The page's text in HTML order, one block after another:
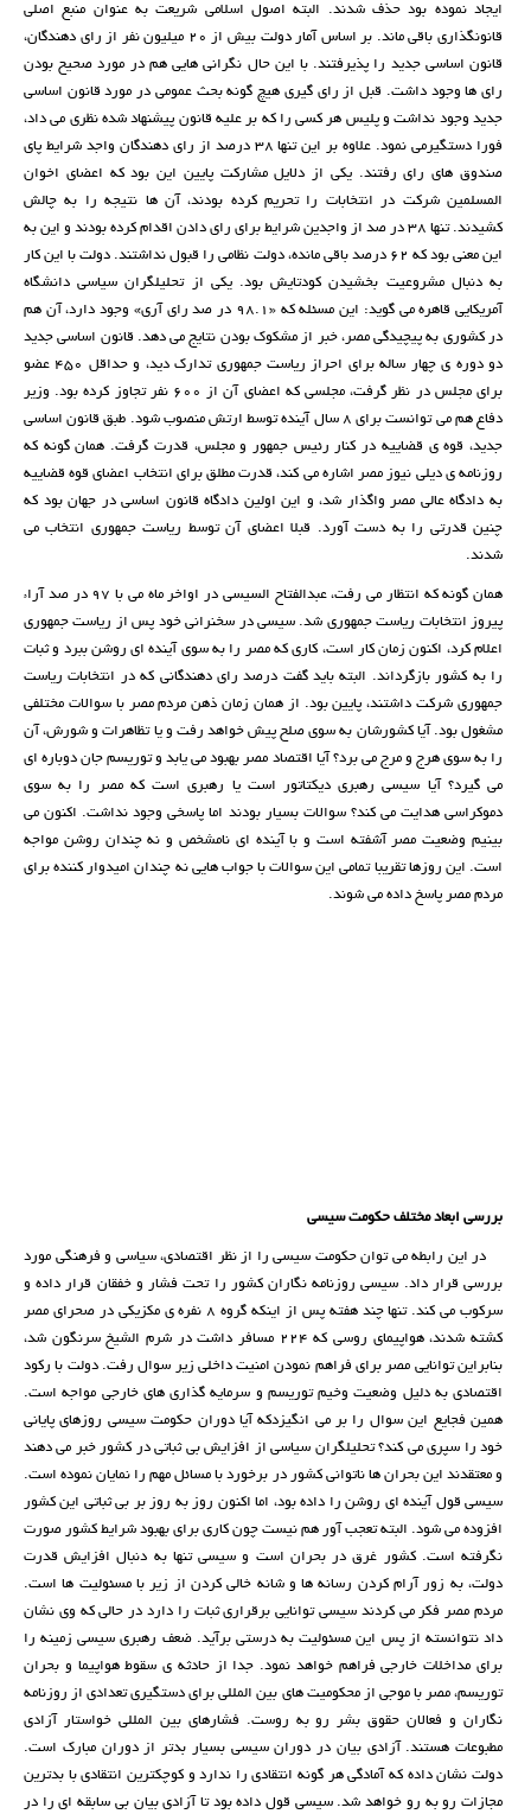
ایجاد نموده بود حذف شدند. البته اصول اسلامی شریعت به عنوان منبع اصلی
قانونگذاری باقی ماند. بر اساس آمار دولت بیش از 20 میلیون نفر از رای دهندگان،
قانون اساسی جدید را پذیرفتند. با این حال نگرانی هایی هم در مورد صحیح بودن
رای ها وجود داشت. قبل از رای گیری هیچ گونه بحث عمومی در مورد قانون اساسی
جدید وجود نداشت و پلیس هر کسی را که بر علیه قانون پیشنهاد شده نظری می داد،
فورا دستگیرمی نمود. علاوه بر این تنها 38 درصد از رای دهندگان واجد شرایط پای
صندوق های رای رفتند. یکی از دلایل مشارکت پایین این بود که اعضای اخوان
المسلمین شرکت در انتخابات را تحریم کرده بودند، آن ها نتیجه را به چالش
کشیدند. تنها 38 در صد از واجدین شرایط برای رای دادن اقدام کرده بودند و این به
این معنی بود که 62 درصد باقی مانده، دولت نظامی را قبول نداشتند. دولت با این کار
به دنبال مشروعیت بخشیدن کودتایش بود. یکی از تحلیلگران سیاسی دانشگاه
آمریکایی قاهره می گوید: این مسئله که «98.1 در صد رای آری» وجود دارد، آن هم
در کشوری به پیچیدگی مصر، خبر از مشکوک بودن نتایج می دهد. قانون اساسی جدید
دو دوره ی چهار ساله برای احراز ریاست جمهوری تدارک دید، و حداقل 450 عضو
برای مجلس در نظر گرفت، مجلسی که اعضای آن از 600 نفر تجاوز کرده بود. وزیر
دفاع هم می توانست برای 8 سال آینده توسط ارتش منصوب شود. طبق قانون اساسی
جدید، قوه ی قضاییه در کنار رئیس جمهور و مجلس، قدرت گرفت. همان گونه که
روزنامه ی دیلی نیوز مصر اشاره می کند، قدرت مطلق برای انتخاب اعضای قوه قضاییه
به دادگاه عالی مصر واگذار شد، و این اولین دادگاه قانون اساسی در جهان بود که
چنین قدرتی را به دست آورد. قبلا اعضای آن توسط ریاست جمهوری انتخاب می
شدند.
همان گونه که انتظار می رفت، عبدالفتاح السیسی در اواخر ماه می با 97 در صد آراء
پیروز انتخابات ریاست جمهوری شد. سیسی در سخنرانی خود پس از ریاست جمهوری
اعلام کرد، اکنون زمان کار است، کاری که مصر را به سوی آینده ای روشن ببرد و ثبات
را به کشور بازگرداند. البته باید گفت درصد رای دهندگانی که در انتخابات ریاست
جمهوری شرکت داشتند، پایین بود. از همان زمان ذهن مردم مصر با سوالات مختلفی
مشغول بود. آیا کشورشان به سوی صلح پیش خواهد رفت و یا تظاهرات و شورش، آن
را به سوی هرج و مرج می برد؟ آیا اقتصاد مصر بهبود می یابد و توریسم جان دوباره ای
می گیرد؟ آیا سیسی رهبری دیکتاتور است یا رهبری است که مصر را به سوی
دموکراسی هدایت می کند؟ سوالات بسیار بودند اما پاسخی وجود نداشت. اکنون می
بینیم وضعیت مصر آشفته است و با آینده ای نامشخص و نه چندان روشن مواجه
است. این روزها تقریبا تمامی این سوالات با جواب هایی نه چندان امیدوار کننده برای
مردم مصر پاسخ داده می شوند.
بررسی ابعاد مختلف حکومت سیسی
در این رابطه می توان حکومت سیسی را از نظر اقتصادی، سیاسی و فرهنگی مورد
بررسی قرار داد. سیسی روزنامه نگاران کشور را تحت فشار و خفقان قرار داده و
سرکوب می کند. تنها چند هفته پس از اینکه گروه 8 نفره ی مکزیکی در صحرای مصر
کشته شدند، هواپیمای روسی که 224 مسافر داشت در شرم الشیخ سرنگون شد،
بنابراین توانایی مصر برای فراهم نمودن امنیت داخلی زیر سوال رفت. دولت با رکود
اقتصادی به دلیل وضعیت وخیم توریسم و سرمایه گذاری های خارجی مواجه است.
همین فجایع این سوال را بر می انگیزدکه آیا دوران حکومت سیسی روزهای پایانی
خود را سپری می کند؟ تحلیلگران سیاسی از افزایش بی ثباتی در کشور خبر می دهند
و معتقدند این بحران ها ناتوانی کشور در برخورد با مسائل مهم را نمایان نموده است.
سیسی قول آینده ای روشن را داده بود، اما اکنون روز به روز بر بی ثباتی این کشور
افزوده می شود. البته تعجب آور هم نیست چون کاری برای بهبود شرایط کشور صورت
نگرفته است. کشور غرق در بحران است و سیسی تنها به دنبال افزایش قدرت
دولت، به زور آرام کردن رسانه ها و شانه خالی کردن از زیر با مسئولیت ها است.
مردم مصر فکر می کردند سیسی توانایی برقراری ثبات را دارد در حالی که وی نشان
داد نتوانسته از پس این مسئولیت به درستی برآید. ضعف رهبری سیسی زمینه را
برای مداخلات خارجی فراهم خواهد نمود. جدا از حادثه ی سقوط هواپیما و بحران
توریسم، مصر با موجی از محکومیت های بین المللی برای دستگیری تعدادی از روزنامه
نگاران و فعالان حقوق بشر رو به روست. فشارهای بین المللی خواستار آزادی
مطبوعات هستند. آزادی بیان در دوران سیسی بسیار بدتر از دوران مبارک است.
دولت نشان داده که آمادگی هر گونه انتقادی را ندارد و کوچکترین انتقادی با بدترین
مجازات رو به رو خواهد شد. سیسی قول داده بود تا آزادی بیان بی سابقه ای را در